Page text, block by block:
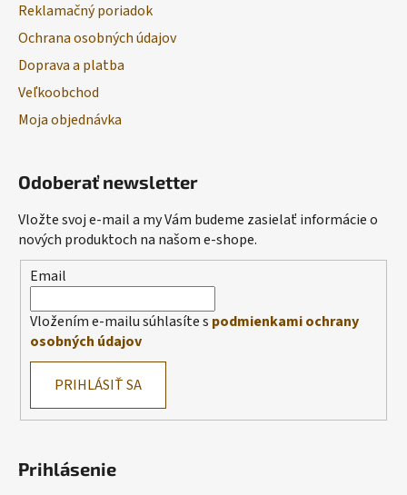
Reklamačný poriadok
Ochrana osobných údajov
Doprava a platba
Veľkoobchod
Moja objednávka
Odoberať newsletter
Vložte svoj e-mail a my Vám budeme zasielať informácie o
nových produktoch na našom e-shope.
Email
Vložením e-mailu súhlasíte s podmienkami ochrany
osobných údajov
PRIHLÁSIŤ SA
Prihlásenie